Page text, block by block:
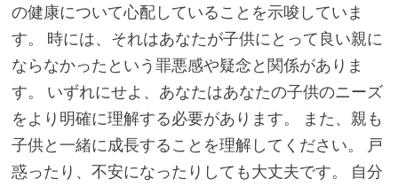
の健康について心配していることを示唆していま
す。 時には、それはあなたが子供にとって良い親に
ならなかったという罪悪感や疑念と関係がありま
す。 いずれにせよ、あなたはあなたの子供のニーズ
をより明確に理解する必要があります。 また、親も
子供と一緒に成長することを理解してください。 戸
惑ったり、不安になったりしても大丈夫です。 自分